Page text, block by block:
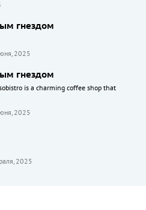
гнездом
2025
гнездом
is a charming coffee shop that
2025
2025